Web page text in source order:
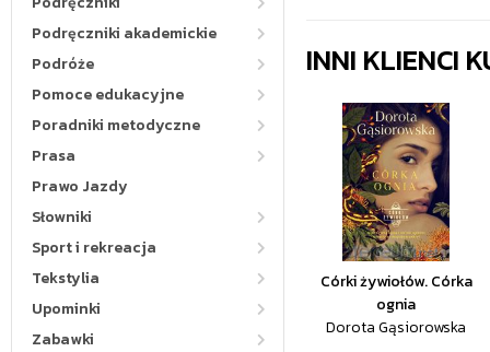
Podręczniki akademickie
Podróże
Pomoce edukacyjne
Poradniki metodyczne
Prasa
Prawo Jazdy
Słowniki
Sport i rekreacja
Tekstylia
Upominki
Zabawki
INNI KLIENCI
Córki żywiołów. Córka
ognia
Dorota Gąsiorowska